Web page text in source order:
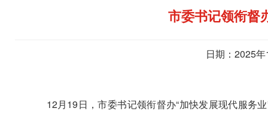
市委书记领衔督
日期：2025
12月19日，市委书记领衔督办“加快发展现代服务业